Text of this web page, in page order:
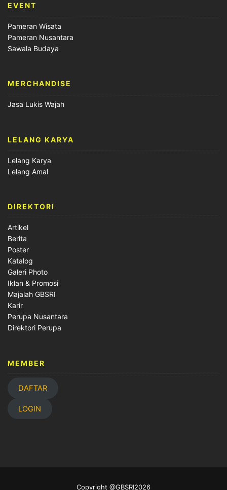
EVENT
Pameran Wisata
Pameran Nusantara
Sawala Budaya
MERCHANDISE
Jasa Lukis Wajah
LELANG KARYA
Lelang Karya
Lelang Amal
DIREKTORI
Artikel
Berita
Poster
Katalog
Galeri Photo
Iklan & Promosi
Majalah GBSRI
Karir
Perupa Nusantara
Direktori Perupa
MEMBER
DAFTAR
LOGIN
Copyright @GBSRI2026